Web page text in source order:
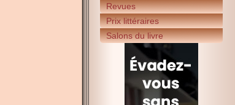
Revues
Prix littéraires
Salons du livre